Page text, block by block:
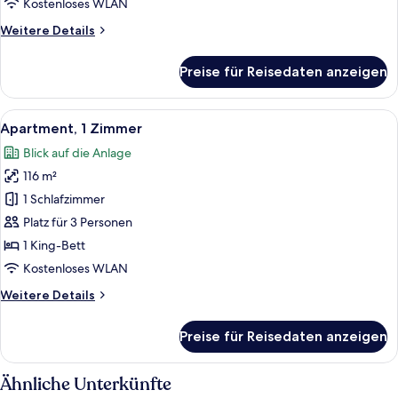
Anlage
Kostenloses WLAN
Weitere Details
Weitere
Stadtwohnung,
5 Schlafzimmer,
Whirlpool,
Blick
auf
die
Anlage
Preise für Reisedaten anzeigen
Alle
Fotos
für
Apartment,
1 Zimmer
anzeigen
Ein ordentlich bezogenes Bett mit
8
Apartment, 1 Zimmer
Blick auf die Anlage
116 m²
1 Schlafzimmer
Platz für 3 Personen
1 King-Bett
Kostenloses WLAN
Weitere Details
Weitere
1 Zimmer
Preise für Reisedaten anzeigen
Ähnliche Unterkünfte